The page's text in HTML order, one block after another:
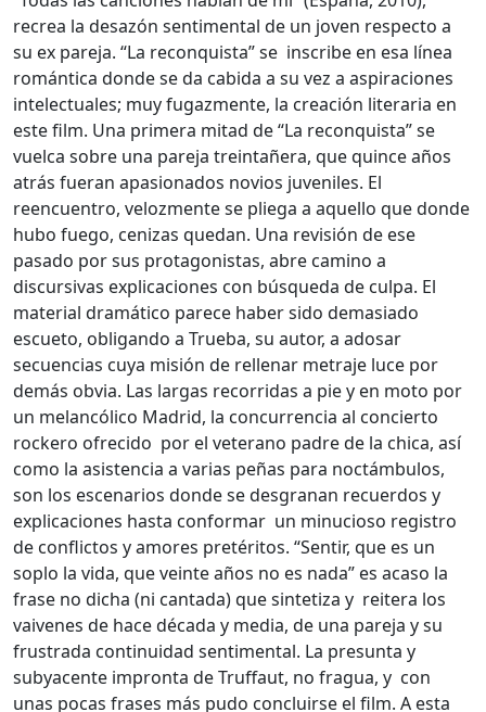
recrea la desazón sentimental de un joven respecto a
su ex pareja. “La reconquista” se inscribe en esa línea
romántica donde se da cabida a su vez a aspiraciones
intelectuales; muy fugazmente, la creación literaria en
este film. Una primera mitad de “La reconquista” se
vuelca sobre una pareja treintañera, que quince años
atrás fueran apasionados novios juveniles. El
reencuentro, velozmente se pliega a aquello que donde
hubo fuego, cenizas quedan. Una revisión de ese
pasado por sus protagonistas, abre camino a
discursivas explicaciones con búsqueda de culpa. El
material dramático parece haber sido demasiado
escueto, obligando a Trueba, su autor, a adosar
secuencias cuya misión de rellenar metraje luce por
demás obvia. Las largas recorridas a pie y en moto por
un melancólico Madrid, la concurrencia al concierto
rockero ofrecido por el veterano padre de la chica, así
como la asistencia a varias peñas para noctámbulos,
son los escenarios donde se desgranan recuerdos y
explicaciones hasta conformar un minucioso registro
de conflictos y amores pretéritos. “Sentir, que es un
soplo la vida, que veinte años no es nada” es acaso la
frase no dicha (ni cantada) que sintetiza y reitera los
vaivenes de hace década y media, de una pareja y su
frustrada continuidad sentimental. La presunta y
subyacente impronta de Truffaut, no fragua, y con
unas pocas frases más pudo concluirse el film. A esta